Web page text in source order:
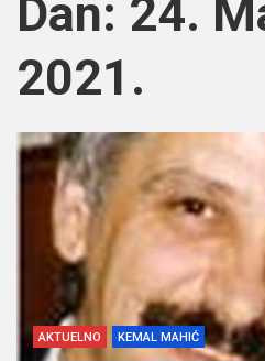
Dan: 24.
2021.
AKTUELNO KEMAL MAHIĆ